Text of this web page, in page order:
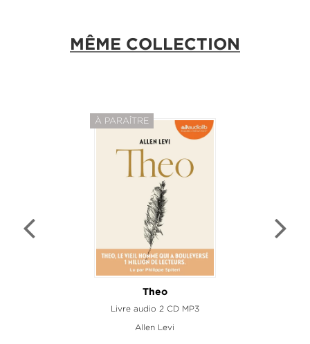
MÊME COLLECTION
À PARAÎTRE
Theo
Livre audio 2 CD MP3
Allen Levi